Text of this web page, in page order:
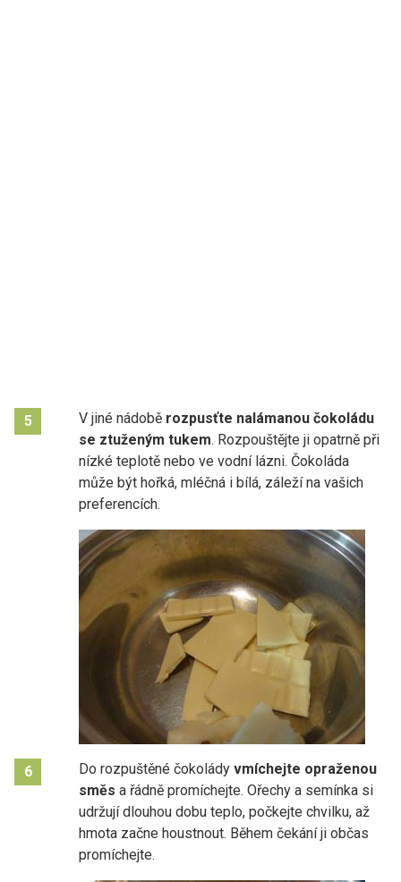
5 V jiné nádobě rozpusťte nalámanou čokoládu
se ztuženým tukem. Rozpouštějte ji opatrně při
nízké teplotě nebo ve vodní lázni. Čokoláda
může být hořká, mléčná i bílá, záleží na vašich
preferencích.
6 Do rozpuštěné čokolády vmíchejte opraženou
směs a řádně promíchejte. Ořechy a semínka si
udržují dlouhou dobu teplo, počkejte chvilku, až
hmota začne houstnout. Během čekání ji občas
promíchejte.